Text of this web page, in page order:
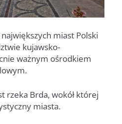
miast Polski
kujawsko-
ważnym ośrodkiem
rzeka Brda, wokół której
miasta.